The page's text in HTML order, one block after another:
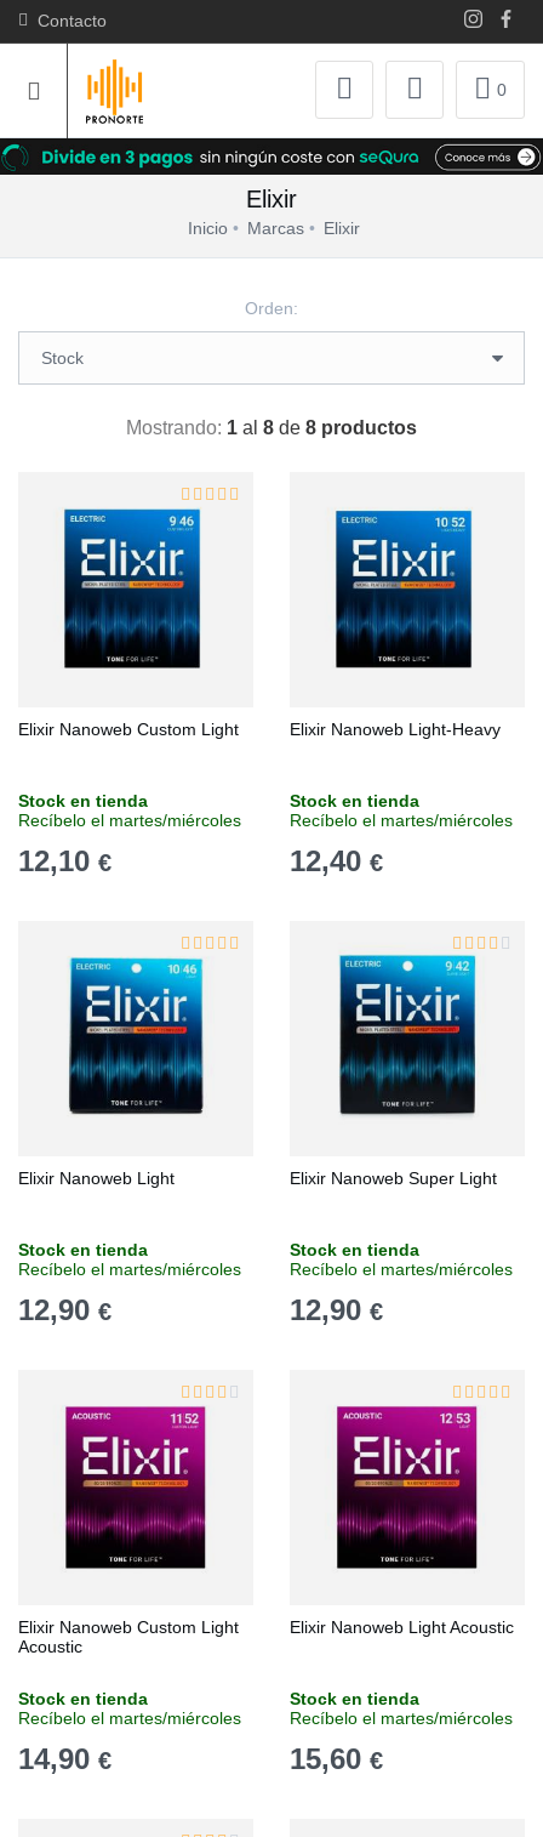
Contacto
0
Elixir
Inicio Marcas Elixir
Orden:
Mostrando: 1 al 8 de 8 productos
Elixir Nanoweb Custom Light
Stock en tienda
Recíbelo el martes/miércoles
12,10 €
Elixir Nanoweb Light-Heavy
Stock en tienda
Recíbelo el martes/miércoles
12,40 €
Elixir Nanoweb Light
Stock en tienda
Recíbelo el martes/miércoles
12,90 €
Elixir Nanoweb Super Light
Stock en tienda
Recíbelo el martes/miércoles
12,90 €
Elixir Nanoweb Custom Light
Acoustic
Stock en tienda
Recíbelo el martes/miércoles
14,90 €
Elixir Nanoweb Light Acoustic
Stock en tienda
Recíbelo el martes/miércoles
15,60 €